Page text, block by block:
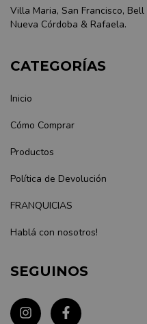
Villa Maria, San Francisco,
Nueva Córdoba & Rafaela.
CATEGORÍAS
Inicio
Cómo Comprar
Productos
Política de Devolución
FRANQUICIAS
Hablá con nosotros!
SEGUINOS